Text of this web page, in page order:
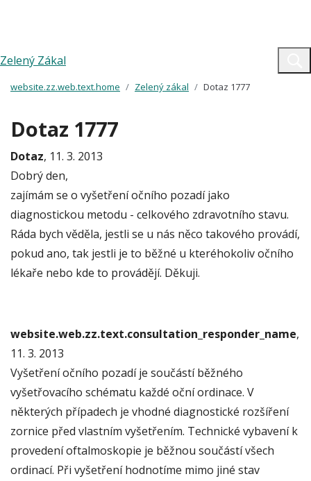
Zelený Zákal
website.zz.web.text.home Zelený zákal Dotaz 1777
Dotaz 1777
Dotaz, 11. 3. 2013
Dobrý den,
zajímám se o vyšetření očního pozadí jako
diagnostickou metodu - celkového zdravotního stavu.
Ráda bych věděla, jestli se u nás něco takového provádí,
pokud ano, tak jestli je to běžné u kteréhokoliv očního
lékaře nebo kde to provádějí. Děkuji.
website.web.zz.text.consultation_responder_name,
11. 3. 2013
Vyšetření očního pozadí je součástí běžného
vyšetřovacího schématu každé oční ordinace. V
některých případech je vhodné diagnostické rozšíření
zornice před vlastním vyšetřením. Technické vybavení k
provedení oftalmoskopie je běžnou součástí všech
ordinací. Při vyšetření hodnotíme mimo jiné stav